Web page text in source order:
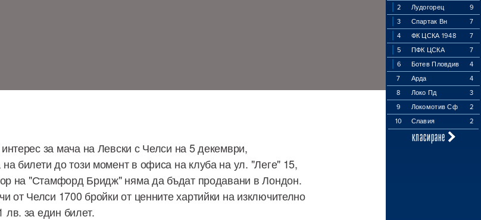
2 Лудогорец
9
3
Спартак Вн
7
4
ФК ЦСКА 1948
7
5
ПФК ЦСКА
7
6
Ботев Пловдив
4
7
Арда
4
8
Локо Пд
3
9
Локомотив Сф
2
10
Славия 2
класиране
за мача на Левски с Челси на 5 декември,
билети до този момент в офиса на клуба на ул. "Леге" 15,
на "Стамфорд Бридж" няма да бъдат продавани в Лондон.
от Челси 1700 бройки от ценните хартийки на изключително
лв. за един билет.